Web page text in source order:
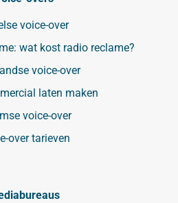
voice-over
wat kost radio reclame?
voice-over
laten maken
voice-over
over tarieven